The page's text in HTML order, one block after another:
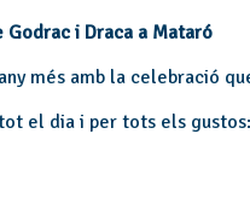
Godrac i Draca a Mataró
més amb la celebració
el dia i per tots els gustos: